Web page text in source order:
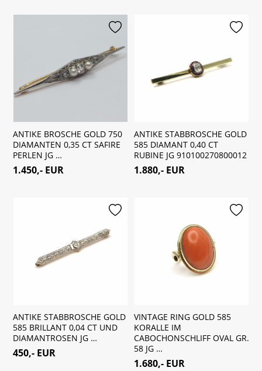
merken
ANTIKE BROSCHE GOLD 750
DIAMANTEN 0,35 CT SAFIRE
PERLEN JG …
1.450,- EUR
merken
ANTIKE STABBROSCHE GOLD
585 DIAMANT 0,40 CT
RUBINE JG 910100270800012
1.880,- EUR
merken
ANTIKE STABBROSCHE GOLD
585 BRILLANT 0,04 CT UND
DIAMANTROSEN JG …
450,- EUR
merken
VINTAGE RING GOLD 585
KORALLE IM
CABOCHONSCHLIFF OVAL GR.
58 JG …
1.680,- EUR